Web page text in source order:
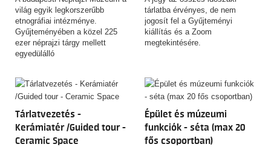
világ egyik legkorszerűbb
etnográfiai intézménye.
Gyűjteményében a közel 225
ezer néprajzi tárgy mellett
egyedülálló
és filmfelvételeket őriz. A
magyar népi kultúra
felbecsülhetetlen értékű tárgyi
emlékein kívül itt található a
térség legnagyobb, távoli
kontinensek népeinek kultúráját
tárlatba érvényes, de nem
jogosít fel a Gyűjteményi
kiállítás és a Zoom
megtekintésére.
Tárlatvezetés -
Kerámiatér /Guided tour -
Ceramic Space
Épület és múzeumi
funkciók - séta (max 20
fős csoportban)